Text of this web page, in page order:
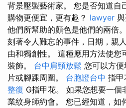
背景壓製藝術家。 您是否知道自
購物更便宜，更有趣？ lawyer
他們所幫助的顏色是他們的兩倍
刻著令人難忘的事件，日期，親
由和獨創性。 這種應用方法使您
裝飾。 台中肩頸放鬆 您可以方
片或腳踝周圍。 台胞證台中 指
整復 G指甲花。 如果您想要一個
業紋身師約會。 您已經知道，如